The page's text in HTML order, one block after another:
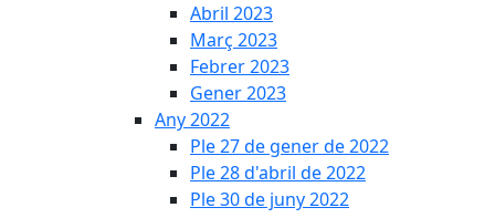
Abril 2023
Març 2023
Febrer 2023
Gener 2023
Any 2022
Ple 27 de gener de 2022
Ple 28 d'abril de 2022
Ple 30 de juny 2022